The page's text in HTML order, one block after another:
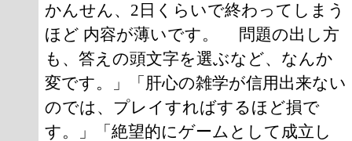
かんせん、2日くらいで終わってしまう
ほど 内容が薄いです。 問題の出し方
も、答えの頭文字を選ぶなど、なんか
変です。」「肝心の雑学が信用出来ない
のでは、プレイすればするほど損で
す。」「絶望的にゲームとして成立し